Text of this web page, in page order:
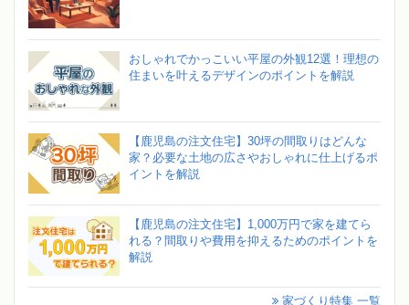
おしゃれでかっこいい平屋の外観12選！理想の
住まいを叶えるデザインのポイントを解説
【鹿児島の注文住宅】30坪の間取りはどんな
家？必要な土地の広さやおしゃれに仕上げるポ
イントを解説
【鹿児島の注文住宅】1,000万円で家を建てら
れる？間取りや費用を抑えるためのポイントを
解説
家づくり特集 一覧